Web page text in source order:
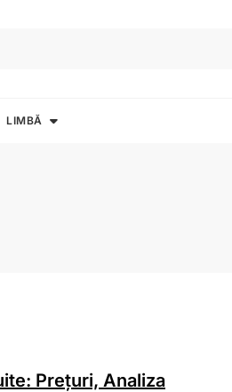
LIMBĂ
Prețuri, Analiza